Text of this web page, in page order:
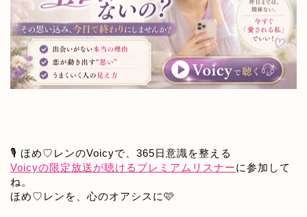
🎙️ ほめ♡レンのVoicyで、365日意識を整える
Voicyの限定放送が聴けるプレミアムリスナーに参加して
ね。
ほめ♡レンを、心のオアシスに🩷